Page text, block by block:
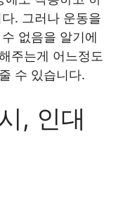
. 그러나 운동을
없음을 알기에
주는게 어느정도
수 있습니다.
, 인대